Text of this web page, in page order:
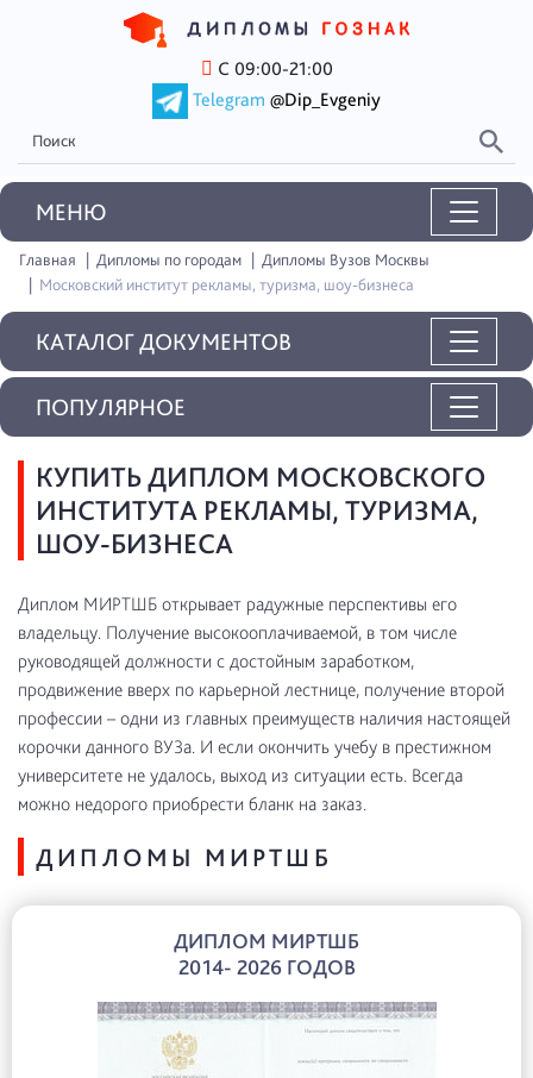
С 09:00-21:00
Telegram @Dip_Evgeniy
MEНЮ
Главная Дипломы по городам
Дипломы Вузов Москвы
Московский институт рекламы, туризма, шоу-бизнеса
КАТАЛОГ ДОКУМЕНТОВ
КУПИТЬ ДИПЛОМ МОСКОВСКОГО
ИНСТИТУТА РЕКЛАМЫ, ТУРИЗМА,
ШОУ-БИЗНЕСА
Диплом МИРТШБ открывает радужные перспективы его
владельцу. Получение высокооплачиваемой, в том числе
руководящей должности с достойным заработком,
продвижение вверх по карьерной лестнице, получение второй
профессии – одни из главных преимуществ наличия настоящей
корочки данного ВУЗа. И если окончить учебу в престижном
университете не удалось, выход из ситуации есть. Всегда
можно недорого приобрести бланк на заказ.
ДИПЛОМЫ МИРТШБ
ДИПЛОМ МИРТШБ
2014- 2026 ГОДОВ
ПОПУЛЯРНОЕ